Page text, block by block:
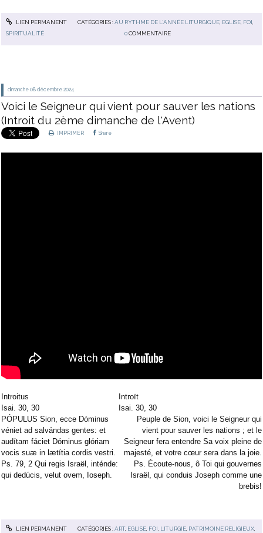
LIEN PERMANENT CATÉGORIES :AU RYTHME DE L'ANNÉE LITURGIQUE, EGLISE, FOI ,
SPIRITUALITÉ
0 COMMENTAIRE
dimanche 08 décembre 2024
Voici le Seigneur qui vient pour sauver les nations
(Introit du 2ème dimanche de l'Avent)
IMPRIMER Share
Introitus
Introït
Isai. 30, 30
Isai. 30, 30
PÓPULUS Sion, ecce Dóminus
véniet ad salvándas gentes: et
audítam fáciet Dóminus glóriam
vocis suæ in lætítia cordis vestri.
Ps. 79, 2 Qui regis Israël, inténde:
qui dedúcis, velut ovem, Ioseph.
Peuple de Sion, voici le Seigneur qui
vient pour sauver les nations ; et le
Seigneur fera entendre Sa voix pleine de
majesté, et votre cœur sera dans la joie.
Ps. Écoute-nous, ô Toi qui gouvernes
Israël, qui conduis Joseph comme une
brebis!
LIEN PERMANENT CATÉGORIES :ART, EGLISE, FOI, LITURGIE, PATRIMOINE RELIGIEUX,